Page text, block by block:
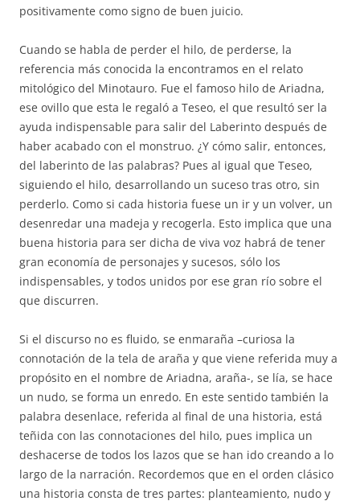
positivamente como signo de buen juicio.
Cuando se habla de perder el hilo, de perderse, la
referencia más conocida la encontramos en el relato
mitológico del Minotauro. Fue el famoso hilo de Ariadna,
ese ovillo que esta le regaló a Teseo, el que resultó ser la
ayuda indispensable para salir del Laberinto después de
haber acabado con el monstruo. ¿Y cómo salir, entonces,
del laberinto de las palabras? Pues al igual que Teseo,
siguiendo el hilo, desarrollando un suceso tras otro, sin
perderlo. Como si cada historia fuese un ir y un volver, un
desenredar una madeja y recogerla. Esto implica que una
buena historia para ser dicha de viva voz habrá de tener
gran economía de personajes y sucesos, sólo los
indispensables, y todos unidos por ese gran río sobre el
que discurren.
Si el discurso no es fluido, se enmaraña –curiosa la
connotación de la tela de araña y que viene referida muy a
propósito en el nombre de Ariadna, araña-, se lía, se hace
un nudo, se forma un enredo. En este sentido también la
palabra desenlace, referida al final de una historia, está
teñida con las connotaciones del hilo, pues implica un
deshacerse de todos los lazos que se han ido creando a lo
largo de la narración. Recordemos que en el orden clásico
una historia consta de tres partes: planteamiento, nudo y